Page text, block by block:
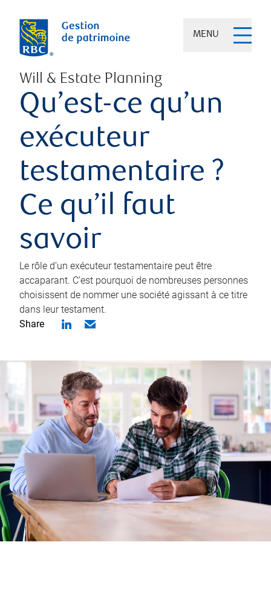
MENU
Will & Estate Planning
Qu’est-ce qu’un
exécuteur
testamentaire ?
Ce qu’il faut
savoir
Le rôle d’un exécuteur testamentaire peut être
accaparant. C’est pourquoi de nombreuses personnes
choisissent de nommer une société agissant à ce titre
dans leur testament.
Share